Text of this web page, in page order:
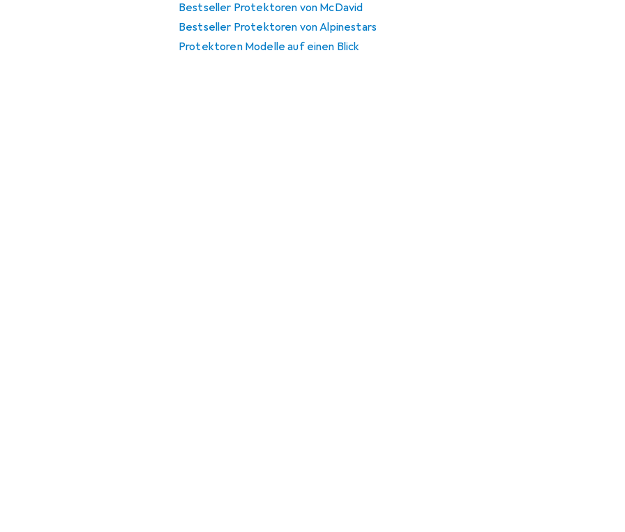
Bestseller Protektoren von McDavid
Bestseller Protektoren von Alpinestars
Protektoren Modelle auf einen Blick